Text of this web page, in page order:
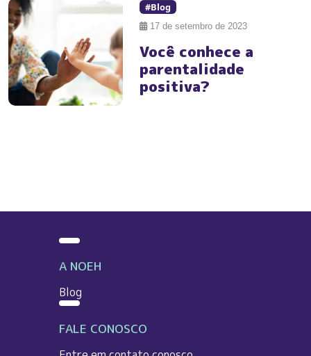
#Blog
17 de setembro de 2023
Você conhece a
parentalidade
positiva?
A NOEH
Blog
FALE CONOSCO